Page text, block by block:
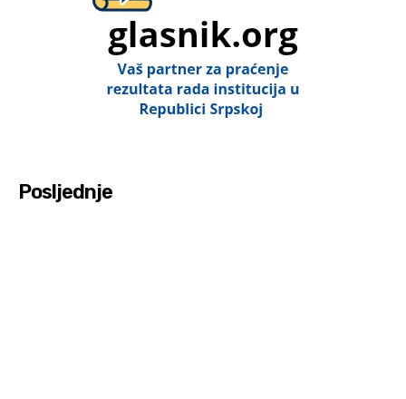
Posljednje